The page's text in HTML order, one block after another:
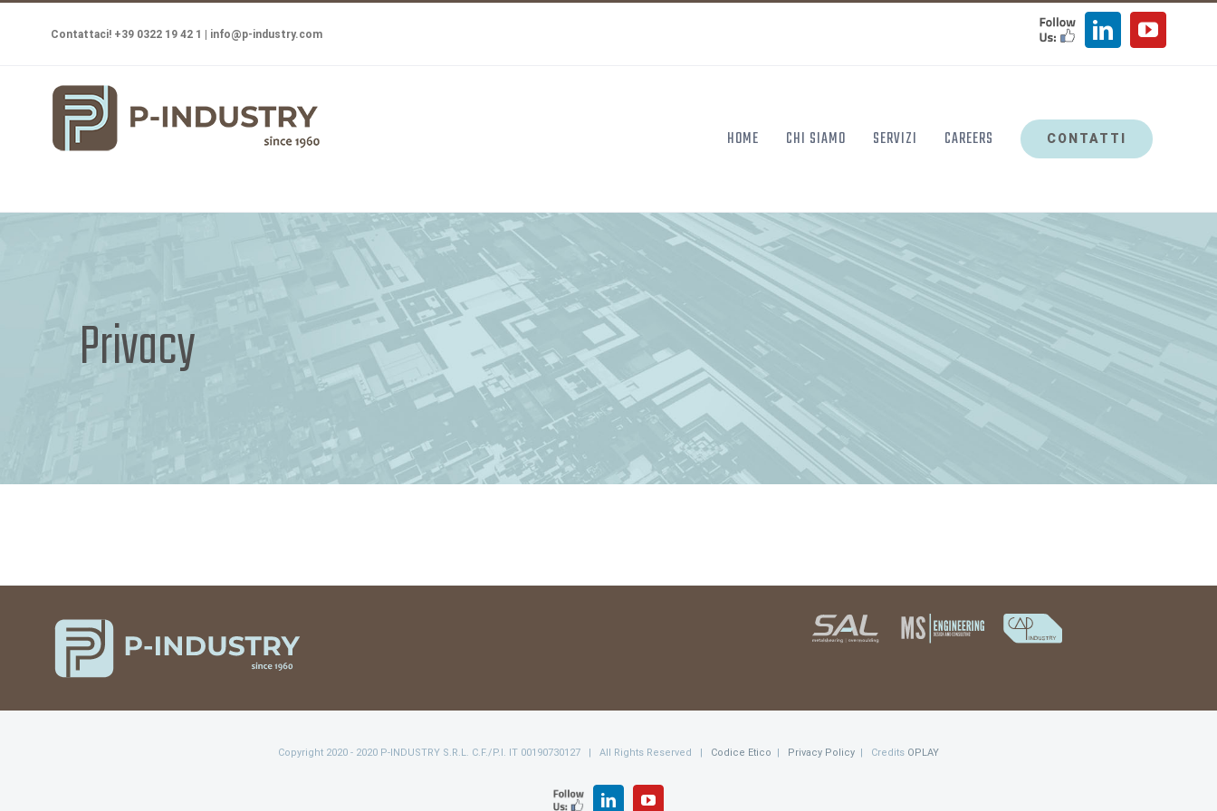
Contattaci! +39 0322 19 42 1 | info@p-industry.com
FOLLOW
US
LinkedIn
HOME CHI SIAMO SERVIZI CAREERS CONTATTI
Privacy
Copyright 2020 - 2020 P-INDUSTRY S.R.L. C.F./P.I. IT 00190730127 | All Rights Reserved | Codice Etico Privacy Policy | Credits OPLAY
FOLLOW
US
LinkedInYouTube